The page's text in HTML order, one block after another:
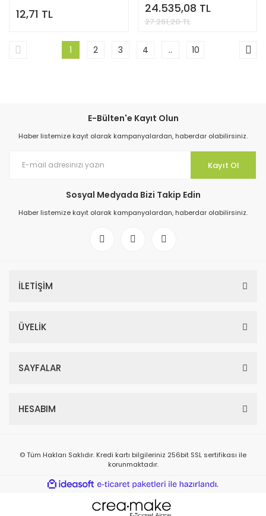
12,71 TL 24.535,08 TL
27.261,20 TL
1 2 3 4 .. 10
E-Bülten'e Kayıt Olun
Haber listemize kayıt olarak kampanyalardan, haberdar olabilirsiniz.
Kayıt Ol
Sosyal Medyada Bizi Takip Edin
Haber listemize kayıt olarak kampanyalardan, haberdar olabilirsiniz.
İLETİŞİM
ÜYELİK
SAYFALAR
HESABIM
© Tüm Hakları Saklıdır. Kredi kartı bilgileriniz 256bit SSL sertifikası ile
korunmaktadır.
ideasoft
e-
paketleri